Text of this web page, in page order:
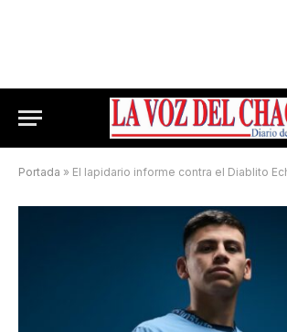
Portada » El lapidario informe contra el Diablito Echeverri que pone en duda su